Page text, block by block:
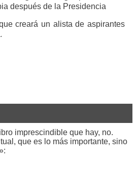
después de la Presidencia
creará un alista de aspirantes
imprescindible que hay, no.
que es lo más importante, sino